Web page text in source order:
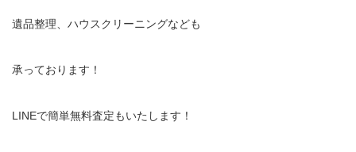
遺品整理、ハウスクリーニングなども
承っております！
LINEで簡単無料査定もいたします！